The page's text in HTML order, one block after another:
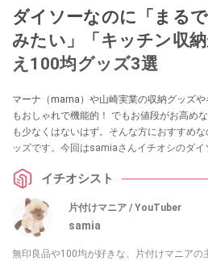
ダイソーなのに「まる
みたい」「キッチン収
え100均グッズ3選
マーナ（marna）や山崎実業の収納グッズ
もおしゃれで機能的！ でもお値段がお高め
も少なくはないはず。そんな方におすすめ
ッズです。今回はsamiaさんイチオシのダ
トレー（バス用マグネット）」をピックア
イチオシスト
片付けマニア / YouTuber
samia
無印良品や100均が好きな、片付けマニアの